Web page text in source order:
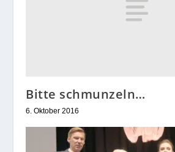
Bitte schmunzeln…
6. Oktober 2016